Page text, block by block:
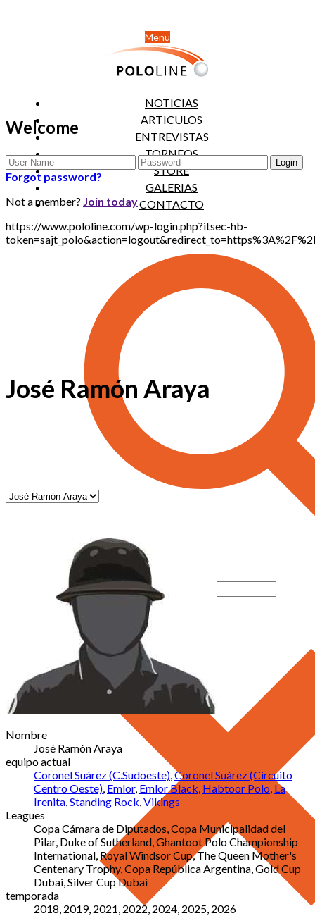
Menu
NOTICIAS
ARTICULOS
ENTREVISTAS
TORNEOS
STORE
GALERIAS
CONTACTO
Welcome
Forgot password?
Not a member? Join today
https://www.pololine.com/wp-login.php?itsec-hb-
José Ramón Araya
Nombre
José Ramón Araya
equipo actual
Coronel Suárez (C.Sudoeste) Coronel Suárez (Circuito
Centro Oeste) Emlor, Emlor Black Habtoor Polo La
Irenita Standing Rock Vikings
Leagues
Copa Cámara de Diputados, Copa Municipalidad del
Pilar, Duke of Sutherland, Ghantoot Polo Championship
International, Royal Windsor Cup, The Queen Mother's
Centenary Trophy, Copa República Argentina, Gold Cup
Dubai, Silver Cup Dubai
temporada
2018, 2019, 2021, 2022, 2024, 2025, 2026